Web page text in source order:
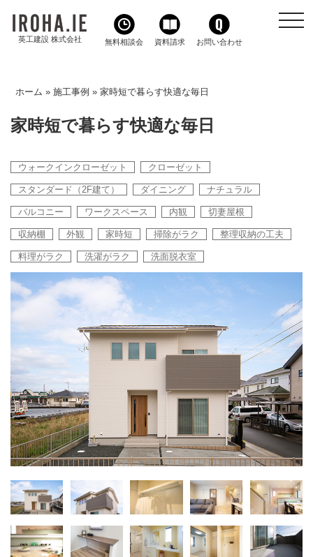
英工建設 株式会社 無料相談会 資料請求 お問い合わせ
ホーム »施工事例 »家時短で暮らす快適な毎日
家時短で暮らす快適な毎日
ウォークインクローゼット クローゼット
スタンダード（2F建て） ダイニング ナチュラル
バルコニー ワークスペース 内観 切妻屋根
収納棚 外観 家時短 掃除がラク 整理収納の工夫
料理がラク 洗濯がラク 洗面脱衣室